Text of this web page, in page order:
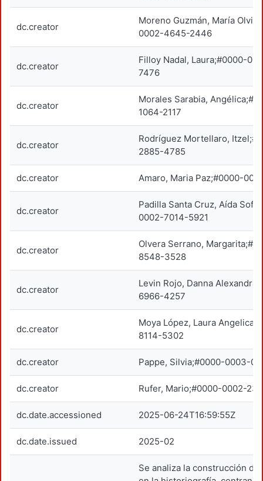
dc.creator
Moreno Guzmán, María
0002-4645-2446
dc.creator
Filloy Nadal, Laura;#0000-
7476
dc.creator
Morales Sarabia,
1064-2117
dc.creator
Rodríguez Mortellaro,
2885-4785
dc.creator Amaro, Maria Paz;#0000-
dc.creator
Padilla Santa Cruz, Aída
0002-7014-5921
dc.creator
Olvera Serrano,
8548-3528
dc.creator
Levin Rojo, Danna
6966-4257
dc.creator
Moya López, Laura
8114-5302
dc.creator Pappe, Silvia;#0000-0003-
dc.creator Rufer, Mario;#0000-0002-
dc.date.accessioned 2025-06-24T16:59:55Z
dc.date.issued 2025-02
Se analiza la construcción de